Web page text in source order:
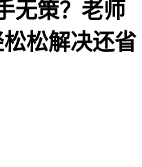
无策？老师
松解决还省